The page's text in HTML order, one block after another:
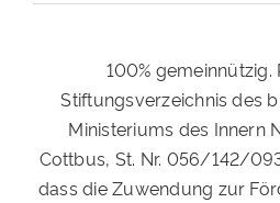
100% gemeinnützig.
Stiftungsverzeichnis des
Ministeriums des Innern
Cottbus, St. Nr. 056/142/
dass die Zuwendung zur